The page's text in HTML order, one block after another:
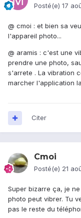
Posté(e) 17
@ cmoi : et bien sa
l'appareil photo...
@ aramis : c'est une
prendre une photo,
s'arrete . La vibration
marcher l'application
Citer
Cmoi
Posté(e) 21
Super bizarre ça, je
photo peut vibrer. Tu
pas le reste du